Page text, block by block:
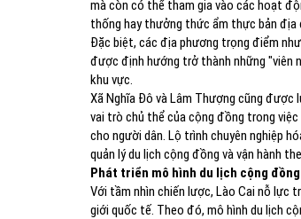
mà còn có thể tham gia vào các hoạt
thống hay thưởng thức ẩm thực bản địa
Đặc biệt, các địa phương trọng điểm
được định hướng trở thành những "viên
khu vực.
Xã Nghĩa Đô và Lâm Thượng cũng được
vai trò chủ thể của cộng đồng trong
cho người dân. Lộ trình chuyên nghiệp
quản lý du lịch cộng đồng và vận hành
Phát triển mô hình du lịch cộng
Với tầm nhìn chiến lược, Lào Cai nỗ lực
giới quốc tế. Theo đó, mô hình du lịch